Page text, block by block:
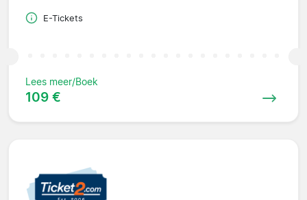
E-Tickets
Lees meer/Boek
109 €